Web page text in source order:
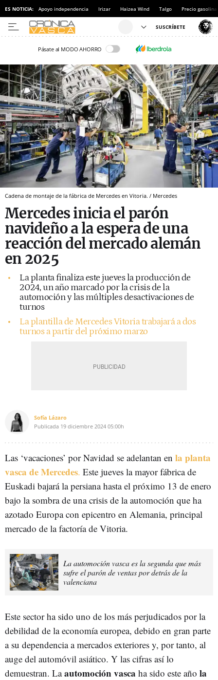
ES NOTICIA: Apoyo independencia Irizar Haizea Wind Talgo Precio gasolina
Pásate al MODO AHORRO
Cadena de montaje de la fábrica de Mercedes en Vitoria. / Mercedes
Mercedes inicia el parón
navideño a la espera de una
reacción del mercado alemán
en 2025
La planta finaliza este jueves la producción de
2024, un año marcado por la crisis de la
automoción y las múltiples desactivaciones de
turnos
La plantilla de Mercedes Vitoria trabajará a dos
turnos a partir del próximo marzo
Sofía Lázaro
Publicada 19 diciembre 2024 05:00h
Las ‘vacaciones’ por Navidad se adelantan en la planta
vasca de Mercedes. Este jueves la mayor fábrica de
Euskadi bajará la persiana hasta el próximo 13 de enero
bajo la sombra de una crisis de la automoción que ha
azotado Europa con epicentro en Alemania, principal
mercado de la factoría de Vitoria.
La automoción vasca es la segunda que más
sufre el parón de ventas por detrás de la
valenciana
Este sector ha sido uno de los más perjudicados por la
debilidad de la economía europea, debido en gran parte
a su dependencia a mercados exteriores y, por tanto, al
auge del automóvil asiático. Y las cifras así lo
demuestran. Laautomoción vasca ha sido este año la